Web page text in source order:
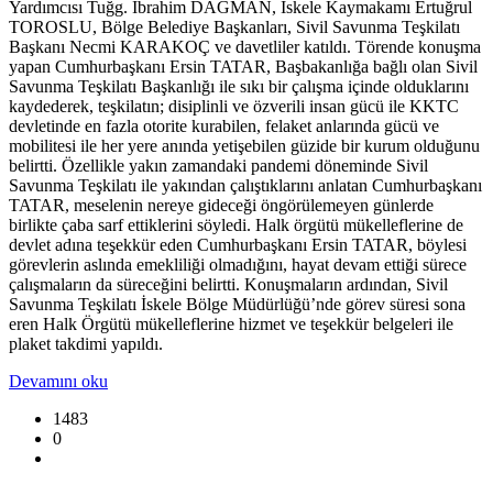
Yardımcısı Tuğg. İbrahim DAĞMAN, İskele Kaymakamı Ertuğrul
TOROSLU, Bölge Belediye Başkanları, Sivil Savunma Teşkilatı
Başkanı Necmi KARAKOÇ ve davetliler katıldı. Törende konuşma
yapan Cumhurbaşkanı Ersin TATAR, Başbakanlığa bağlı olan Sivil
Savunma Teşkilatı Başkanlığı ile sıkı bir çalışma içinde olduklarını
kaydederek, teşkilatın; disiplinli ve özverili insan gücü ile KKTC
devletinde en fazla otorite kurabilen, felaket anlarında gücü ve
mobilitesi ile her yere anında yetişebilen güzide bir kurum olduğunu
belirtti. Özellikle yakın zamandaki pandemi döneminde Sivil
Savunma Teşkilatı ile yakından çalıştıklarını anlatan Cumhurbaşkanı
TATAR, meselenin nereye gideceği öngörülemeyen günlerde
birlikte çaba sarf ettiklerini söyledi. Halk örgütü mükelleflerine de
devlet adına teşekkür eden Cumhurbaşkanı Ersin TATAR, böylesi
görevlerin aslında emekliliği olmadığını, hayat devam ettiği sürece
çalışmaların da süreceğini belirtti. Konuşmaların ardından, Sivil
Savunma Teşkilatı İskele Bölge Müdürlüğü’nde görev süresi sona
eren Halk Örgütü mükelleflerine hizmet ve teşekkür belgeleri ile
plaket takdimi yapıldı.
Devamını oku
1483
0